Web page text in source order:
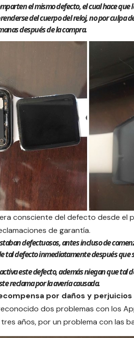
el mismo defecto, el cual hace que
del cuerpo del reloj, no por culpa
después de la compra.
era consciente del defecto desde el
de garantía.
defectuosos, antes incluso de
tal defecto inmediatamente después que
este defecto, además niegan que tal
reclama por la avería causada.
por daños y
dos problemas con los
años, por un problema con las